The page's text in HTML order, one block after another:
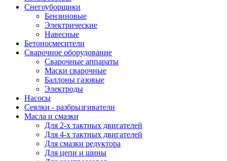
Снегоуборщики
Бензиновые
Электрические
Навесные
Бетоносмесители
Сварочное оборудование
Сварочные аппараты
Маски сварочные
Баллоны газовые
Электроды
Насосы
Сеялки - разбрызгиватели
Масла и смазки
Для 2-х тактных двигателей
Для 4-х тактных двигателей
Для смазки редуктора
Для цепи и шины